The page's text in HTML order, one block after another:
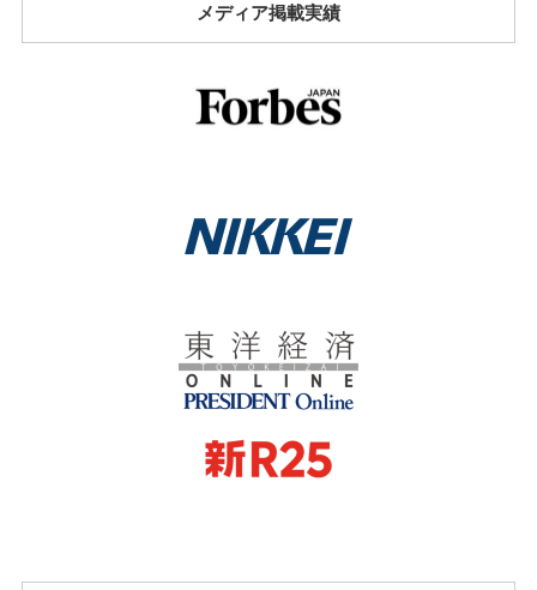
メディア掲載実績